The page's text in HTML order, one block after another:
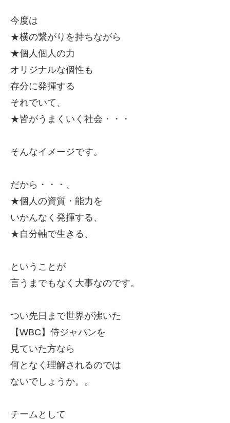
今度は
★横の繋がりを持ちながら
★個人個人の力
オリジナルな個性も
存分に発揮する
それでいて、
★皆がうまくいく社会・・・
そんなイメージです。
だから・・・、
★個人の資質・能力を
いかんなく発揮する、
★自分軸で生きる、
ということが
言うまでもなく大事なのです。
つい先日まで世界が沸いた
【WBC 】侍ジャパンを
見ていた方なら
何となく理解されるのでは
ないでしょうか。。
チームとして